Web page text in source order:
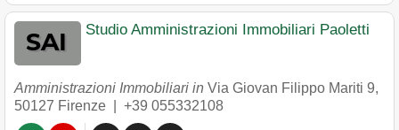
Studio Amministrazioni Immobiliari Paoletti
Amministrazioni Immobiliari in Via Giovan Filippo Mariti 9,
50127 Firenze +39 055332108